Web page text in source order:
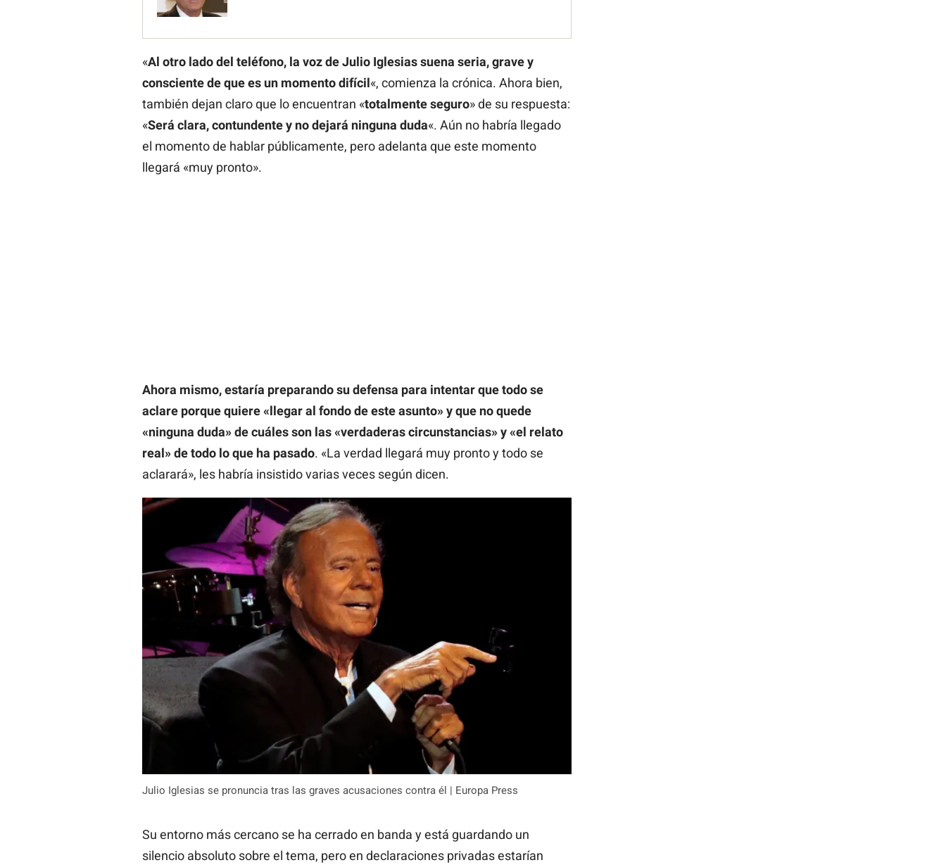
«Al otro lado del teléfono, la voz de Julio Iglesias suena seria, grave y
consciente de que es un momento difícil«, comienza la crónica. Ahora bien,
también dejan claro que lo encuentran «totalmente seguro» de su respuesta:
«Será clara, contundente y no dejará ninguna duda«. Aún no habría llegado
el momento de hablar públicamente, pero adelanta que este momento
llegará «muy pronto».
Ahora mismo, estaría preparando su defensa para intentar que todo se
aclare porque quiere «llegar al fondo de este asunto» y que no quede
«ninguna duda» de cuáles son las «verdaderas circunstancias» y «el relato
real» de todo lo que ha pasado. «La verdad llegará muy pronto y todo se
aclarará», les habría insistido varias veces según dicen.
Julio Iglesias se pronuncia tras las graves acusaciones contra él | Europa Press
Su entorno más cercano se ha cerrado en banda y está guardando un
silencio absoluto sobre el tema, pero en declaraciones privadas estarían